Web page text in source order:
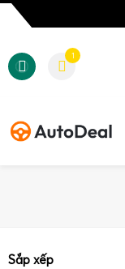
1
Sắp xếp